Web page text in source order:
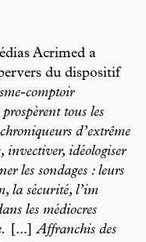
Acrimed a
du dispositif
comptoir
tous les
d’extrême
invectiver, idéologiser
les sondages : leurs
la sécurité, l’im
les médiocres
[...]Affranchis des